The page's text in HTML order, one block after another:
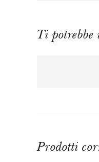
Ti
Prodotti